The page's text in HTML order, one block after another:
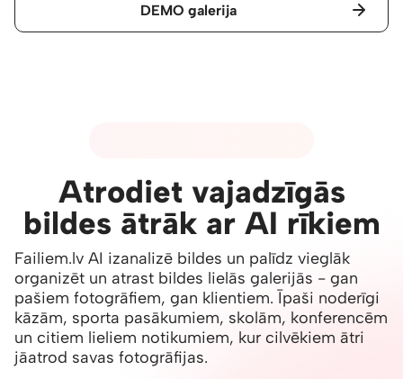
DEMO galerija
Atrodiet vajadzīgās
bildes ātrāk ar AI rīkiem
Failiem.lv AI izanalizē bildes un palīdz vieglāk
organizēt un atrast bildes lielās galerijās - gan
pašiem fotogrāfiem, gan klientiem. Īpaši noderīgi
kāzām, sporta pasākumiem, skolām, konferencēm
un citiem lieliem notikumiem, kur cilvēkiem ātri
jāatrod savas fotogrāfijas.